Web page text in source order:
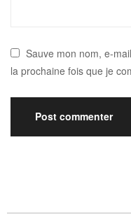
Sauve mon nom, e-
la prochaine fois que je